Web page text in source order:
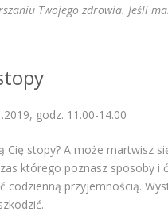
Twojego zdrowia. Jeśli
godz. 11.00-14.00
Cię stopy? A może martwisz
którego poznasz sposoby i
codzienną przyjemnością.